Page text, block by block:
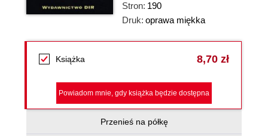
Stron: 190
Druk: oprawa miękka
Książka 8,70 zł
Powiadom mnie, gdy książka będzie dostępna
Przenieś na półkę